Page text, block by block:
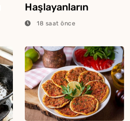
Haşlayanların
Bilmesi Gereken
18 saat önce